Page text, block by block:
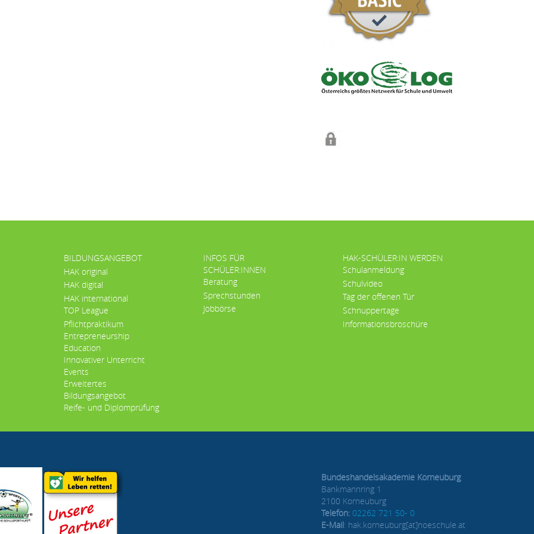
BILDUNGSANGEBOT
HAK original
HAK digital
HAK international
TOP League
Pflichtpraktikum
Entrepreneurship
Education
Innovativer Unterricht
Events
Erweitertes
Bildungsangebot
Reife- und Diplomprüfung
INFOS FÜR
SCHÜLER:INNEN
Beratung
Sprechstunden
Jobbörse
HAK-SCHÜLER:IN WERDEN
Schulanmeldung
Schulvideo
Tag der offenen Tür
Schnuppertage
Informationsbroschüre
Bundeshandelsakademie Korneuburg
Bankmannring 1
2100 Korneuburg
Telefon: 02262 721 50- 0
E-Mail: hak.korneuburg[at]noeschule.at